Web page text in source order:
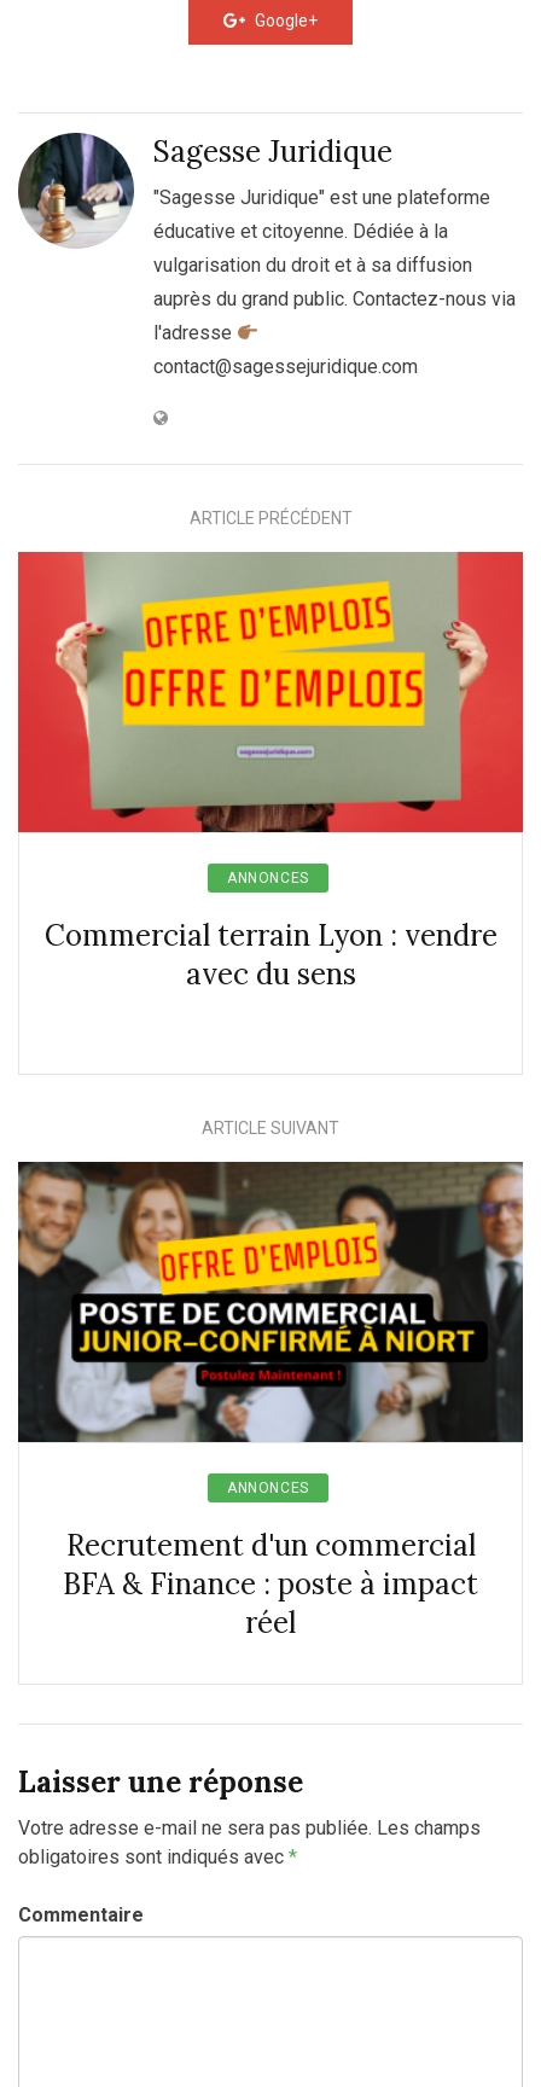
Google+
Sagesse Juridique
"Sagesse Juridique" est une plateforme
éducative et citoyenne. Dédiée à la
vulgarisation du droit et à sa diffusion
auprès du grand public. Contactez-nous via
l'adresse
contact@sagessejuridique.com
ARTICLE PRÉCÉDENT
ANNONCES
Commercial terrain Lyon : vendre
avec du sens
ARTICLE SUIVANT
ANNONCES
Recrutement d'un commercial
BFA & Finance : poste à impact
réel
Laisser une réponse
Votre adresse e-mail ne sera pas publiée. Les champs
obligatoires sont indiqués avec *
Commentaire